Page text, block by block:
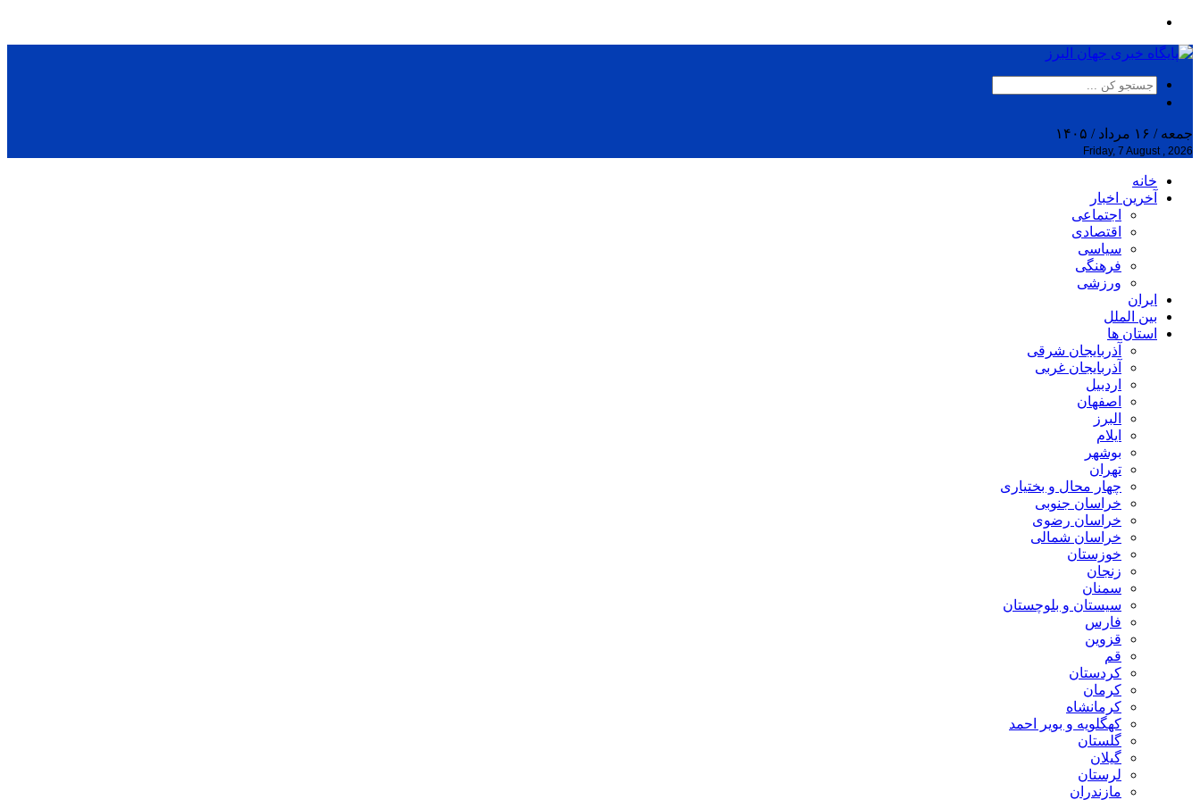
جمعه / ۱۶ مرداد / ۱۴۰۵
Friday, 7 August , 2026
خانه
آخرین اخبار
اجتماعی
اقتصادی
سیاسی
فرهنگی
ورزشی
ایران
بین الملل
استان ها
آذربایجان شرقی
آذربایجان غربی
اردبیل
اصفهان
البرز
ایلام
بوشهر
تهران
چهار محال و بختیاری
خراسان جنوبی
خراسان رضوی
خراسان شمالی
خوزستان
زنجان
سمنان
سیستان و بلوچستان
فارس
قزوین
قم
کردستان
کرمان
کرمانشاه
کهگلویه و بویر احمد
گلستان
گیلان
لرستان
مازندران